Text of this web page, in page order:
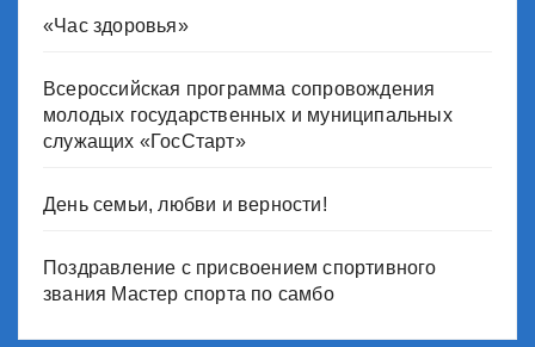
«Час здоровья»
Всероссийская программа сопровождения
молодых государственных и муниципальных
служащих «ГосСтарт»
День семьи, любви и верности!
Поздравление с присвоением спортивного
звания Мастер спорта по самбо